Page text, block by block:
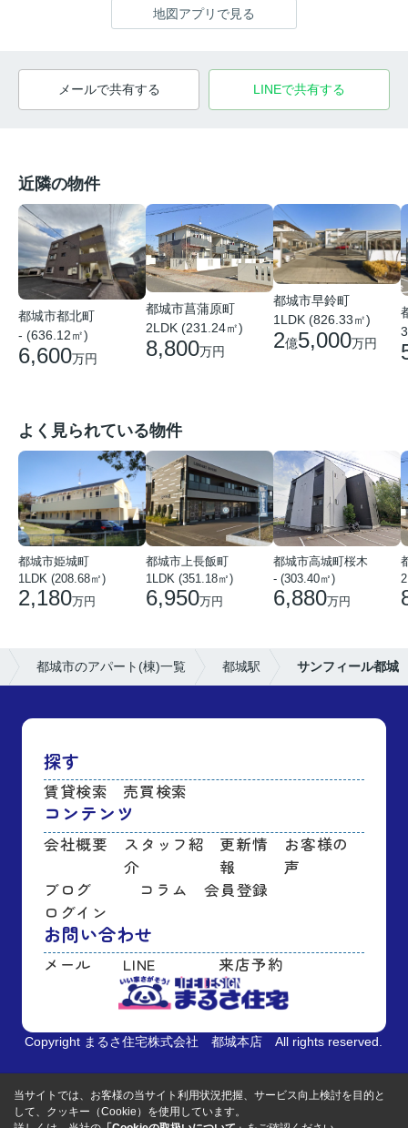
地図アプリで見る
メールで共有する LINEで共有する
近隣の物件
都城市都北町
- (636.12㎡)
6,600万円
都城市菖蒲原町
2LDK (231.24㎡)
8,800万円
都城市早鈴町
1LDK (826.33㎡)
2億5,000万円
よく見られている物件
都城市姫城町
1LDK (208.68㎡)
2,180万円
都城市上長飯町
1LDK (351.18㎡)
6,950万円
都城市高城町桜木
- (303.40㎡)
6,880万円
都城市のアパート(棟)一覧 都城駅 サンフィール都城
探す
賃貸検索 売買検索
コンテンツ
会社概要
スタッフ紹
介
更新情
報
お客様の
声
ブログ
コラム
会員登録
ログイン
お問い合わせ
メール LINE 来店予約
Copyright まるさ住宅株式会社 都城本店 All rights reserved.
当サイトでは、お客様の当サイト利用状況把握、サービス向上検討を目的と
して、クッキー（Cookie）を使用しています。